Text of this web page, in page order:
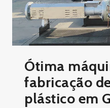
Ótima
fabricação
plástico em